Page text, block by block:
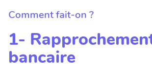
Comment fait-on ?
1-
bancaire